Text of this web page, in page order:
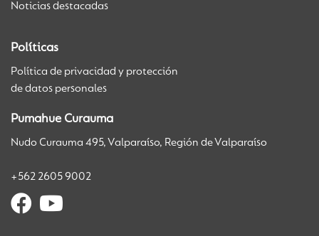
Noticias destacadas
Políticas
Política de privacidad y protección
de datos personales
Pumahue Curauma
Nudo Curauma 495, Valparaíso, Región de Valparaíso
+562 2605 9002